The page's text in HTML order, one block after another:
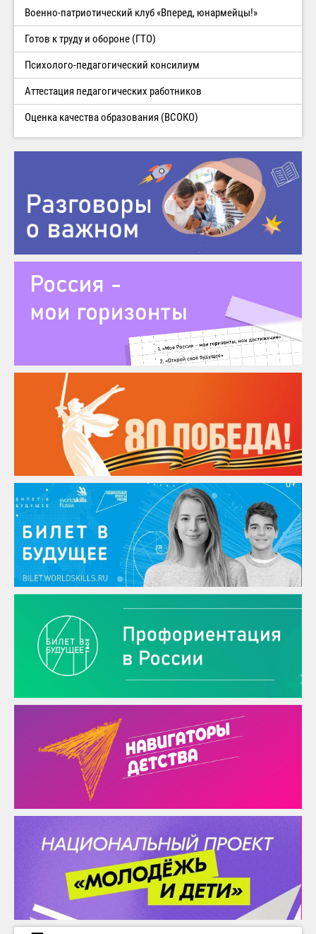
Военно-патриотический клуб «Вперед, юнармейцы!»
Готов к труду и обороне (ГТО)
Психолого-педагогический консилиум
Аттестация педагогических работников
Оценка качества образования (ВСОКО)